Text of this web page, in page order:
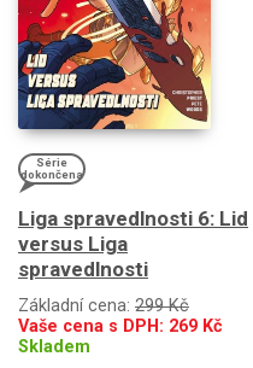
Série
dokončena
Liga spravedlnosti 6: Lid
versus Liga
spravedlnosti
Základní cena: 299 Kč
Vaše cena s DPH: 269 Kč
Skladem